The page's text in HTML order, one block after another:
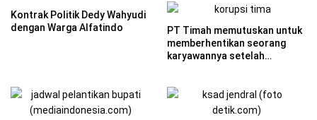
Kontrak Politik Dedy Wahyudi
dengan Warga Alfatindo
PT Timah memutuskan untuk
memberhentikan seorang
karyawannya setelah
terkait penggunaan BPJS
menuai kontroversi.